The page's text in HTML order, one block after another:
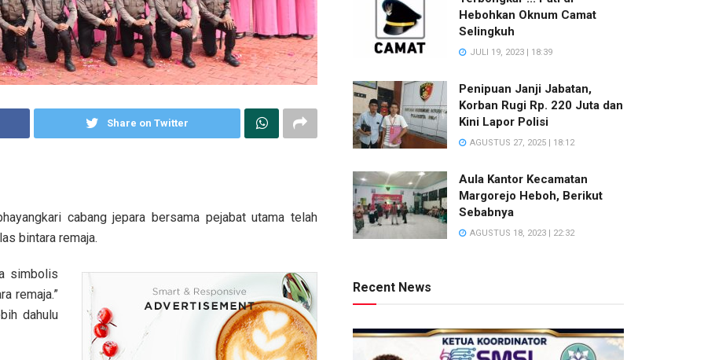
Share on Twitter
cabang jepara bersama pejabat utama telah
bintara remaja.
simbolis
remaja.”
dahulu
Hebohkan Oknum Camat
Selingkuh
JULI 19, 2023 | 18:39
Penipuan Janji Jabatan,
Korban Rugi Rp. 220 Juta dan
Kini Lapor Polisi
AGUSTUS 27, 2025 | 18:12
Aula Kantor Kecamatan
Margorejo Heboh, Berikut
Sebabnya
AGUSTUS 18, 2023 | 22:32
Recent News